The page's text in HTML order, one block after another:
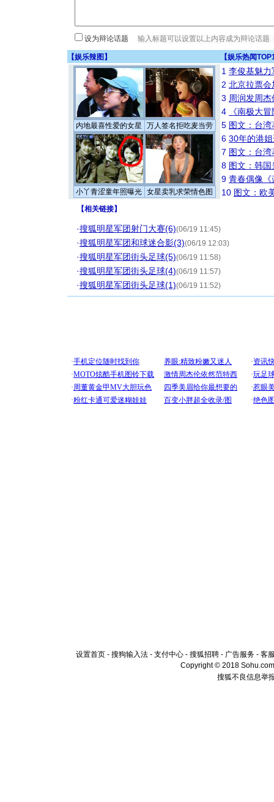
设为辩论话题
【娱乐辣图 】 【娱乐热闻
内地最喜性爱的女星 万人签名拒吃麦当劳
小丫青涩童年照曝光 女星卖乳求荣情色图
1 李俊基魅力
2 北京拉票
3 周润发周
4
《南极大
5 图文：台
6 30年的港
7 图文：台
8 图文：韩
9 青春偶像《
10 图文：欧
【相关链接】
·搜狐明星军团射门大赛(6)(06/19 11:45)
·搜狐明星军团和球迷合影(3)(06/19 12:03)
·搜狐明星军团街头足球(5)(06/19 11:58)
·搜狐明星军团街头足球(4)(06/19 11:57)
·搜狐明星军团街头足球(1)(06/19 11:52)
设置首页 - 搜狗输入法 - 支付中心 - 搜狐招聘 - 广告服务 - 客
Copyright © 2018
搜狐不良信息举